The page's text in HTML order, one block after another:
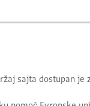
sajta dostupan je